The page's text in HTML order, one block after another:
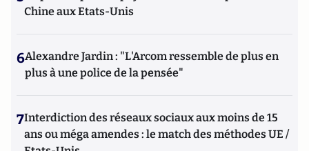
Chine aux Etats-Unis
6Alexandre Jardin : "L'Arcom ressemble de plus en
plus à une police de la pensée"
7Interdiction des réseaux sociaux aux moins de 15
ans ou méga amendes : le match des méthodes UE /